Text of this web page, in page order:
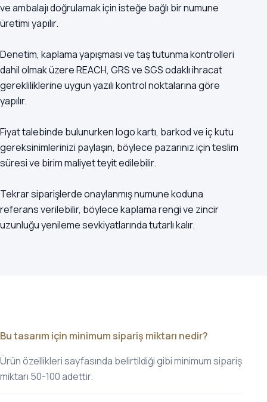
ve ambalajı doğrulamak için isteğe bağlı bir numune
üretimi yapılır.
Denetim, kaplama yapışması ve taş tutunma kontrolleri
dahil olmak üzere REACH, GRS ve SGS odaklı ihracat
gerekliliklerine uygun yazılı kontrol noktalarına göre
yapılır.
Fiyat talebinde bulunurken logo kartı, barkod ve iç kutu
gereksinimlerinizi paylaşın, böylece pazarınız için teslim
süresi ve birim maliyet teyit edilebilir.
Tekrar siparişlerde onaylanmış numune koduna
referans verilebilir, böylece kaplama rengi ve zincir
uzunluğu yenileme sevkiyatlarında tutarlı kalır.
Bu tasarım için minimum sipariş miktarı nedir?
Ürün özellikleri sayfasında belirtildiği gibi minimum sipariş
miktarı 50-100 adettir.